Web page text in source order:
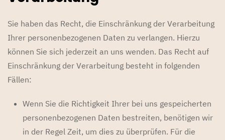
Sie haben das Recht, die Einschränkung der Verarbeitung
Ihrer personenbezogenen Daten zu verlangen. Hierzu
können Sie sich jederzeit an uns wenden. Das Recht auf
Einschränkung der Verarbeitung besteht in folgenden
Fällen:
Wenn Sie die Richtigkeit Ihrer bei uns gespeicherten
personenbezogenen Daten bestreiten, benötigen wir
in der Regel Zeit, um dies zu überprüfen. Für die